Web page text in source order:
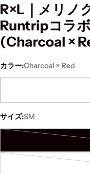
R×L｜メリノ
Runtripコラ
(Charcoal ×
カラー:Charcoal × Red
サイズ:SM